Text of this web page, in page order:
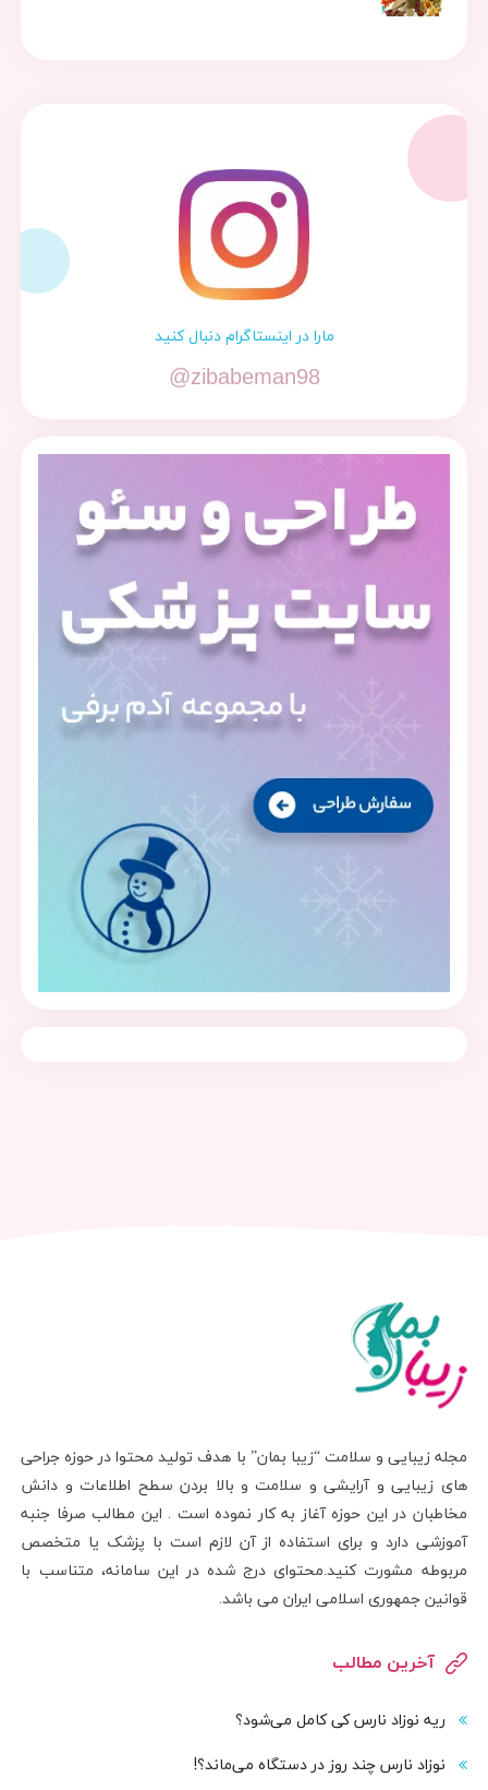
مارا در اینستاگرام دنبال کنید
@zibabeman98
مجله زیبایی و سلامت “زیبا بمان” با هدف تولید محتوا در حوزه جراحی
های زیبایی و آرایشی و سلامت و بالا بردن سطح اطلاعات و دانش
مخاطبان در این حوزه آغاز به کار نموده است . این مطالب صرفا جنبه
آموزشی دارد و برای استفاده از آن لازم است با پزشک یا متخصص
مربوطه مشورت کنید.محتوای درج شده در این سامانه، متناسب با
قوانین جمهوری اسلامی ایران می باشد.
آخرین مطالب
ریه نوزاد نارس کی کامل می‌شود؟
نوزاد نارس چند روز در دستگاه می‌ماند؟!